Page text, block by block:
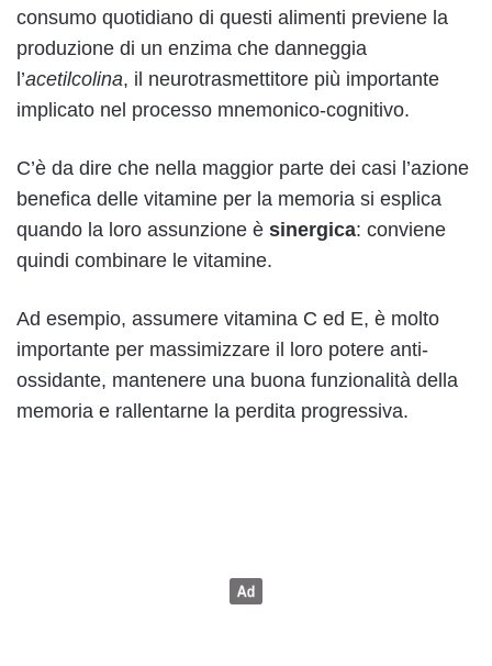
consumo quotidiano di questi alimenti previene la
produzione di un enzima che danneggia
l’acetilcolina, il neurotrasmettitore più importante
implicato nel processo mnemonico-cognitivo.
C’è da dire che nella maggior parte dei casi l’azione
benefica delle vitamine per la memoria si esplica
quando la loro assunzione è sinergica: conviene
quindi combinare le vitamine.
Ad esempio, assumere vitamina C ed E, è molto
importante per massimizzare il loro potere anti-
ossidante, mantenere una buona funzionalità della
memoria e rallentarne la perdita progressiva.